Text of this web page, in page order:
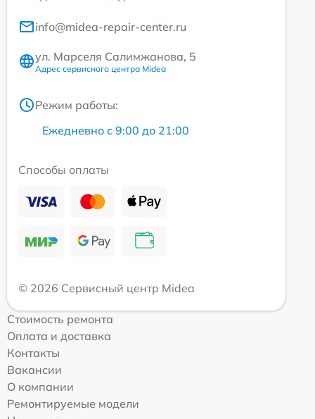
info@midea-repair-center.ru
ул. Марселя Салимжанова, 5
Адрес сервисного центра Midea
Режим работы:
Ежедневно с 9:00 до 21:00
Способы оплаты
© 2026 Сервисный центр Midea
Стоимость ремонта
Оплата и доставка
Контакты
Вакансии
О компании
Ремонтируемые модели